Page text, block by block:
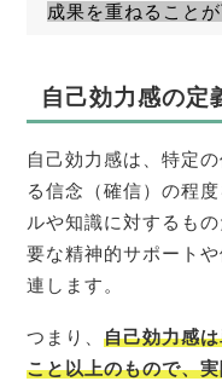
成果を重ねることが
自己効力感の定
自己効力感は、特定
る信念（確信）の程
ルや知識に対するも
要な精神的サポート
連します。
つまり、自己効力感
こと以上のもので、